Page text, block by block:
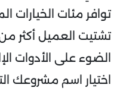
توافر مئات الخيارات
تشتيت العميل أكثر
الضوء على الأدوات
اختيار اسم مشروعك